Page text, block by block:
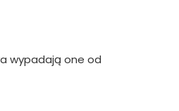
wypadają one od